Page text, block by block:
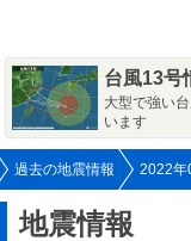
台風13号
大型で強い
います
過去の地震情報 2022年
地震情報